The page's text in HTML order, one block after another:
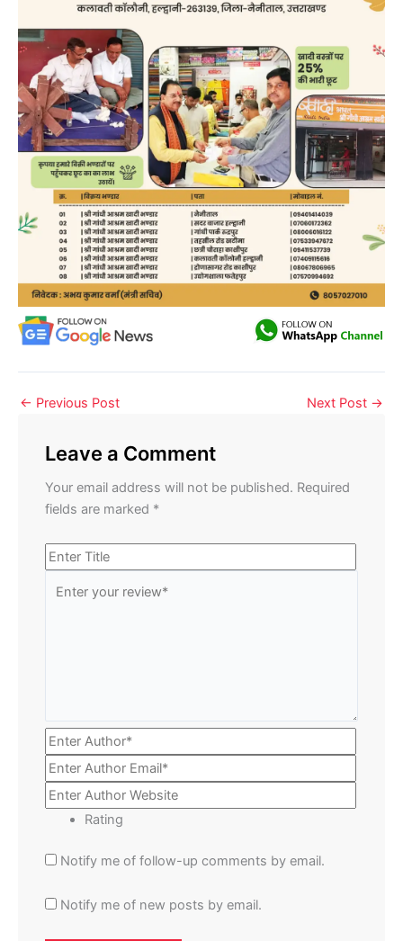
← Previous Post Next Post →
Leave a Comment
Your email address will not be published. Required
fields are marked *
Rating
Notify me of follow-up comments by email.
Notify me of new posts by email.